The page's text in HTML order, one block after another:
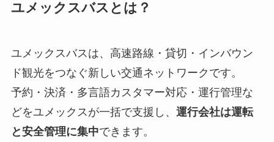
ユメックスバスとは？
ユメックスバスは、高速路線・貸切・インバウン
ド観光をつなぐ新しい交通ネットワークです。
予約・決済・多言語カスタマー対応・運行管理な
どをユメックスが一括で支援し、 運行会社は運転
と安全管理に集中できます。